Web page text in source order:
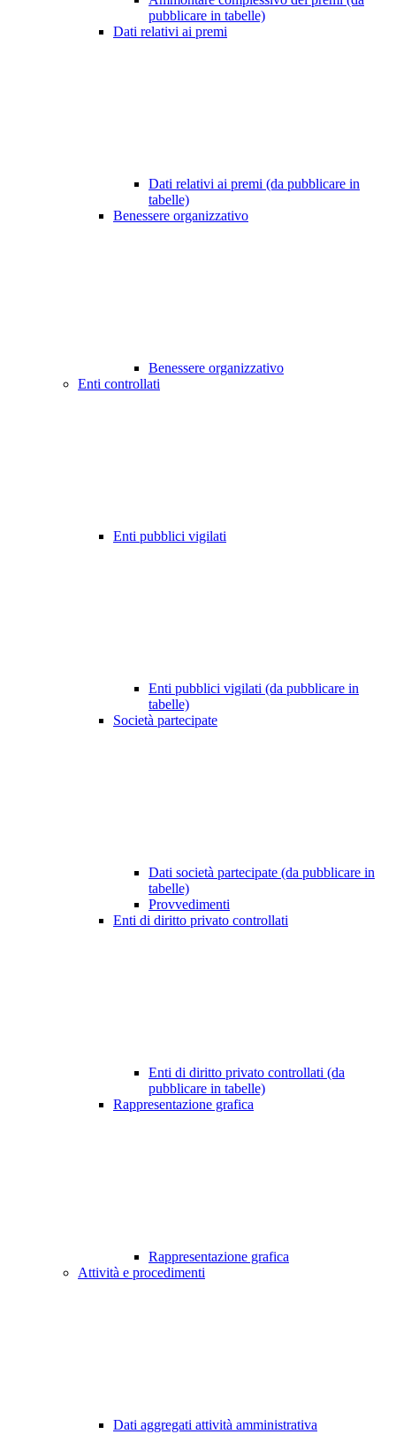
pubblicare in tabelle)
Dati relativi ai premi
Dati relativi ai premi (da pubblicare in
tabelle)
Benessere organizzativo
Benessere organizzativo
Enti controllati
Enti pubblici vigilati
Enti pubblici vigilati (da pubblicare in
tabelle)
Società partecipate
Dati società partecipate (da pubblicare in
tabelle)
Provvedimenti
Enti di diritto privato controllati
Enti di diritto privato controllati (da
pubblicare in tabelle)
Rappresentazione grafica
Rappresentazione grafica
Attività e procedimenti
Dati aggregati attività amministrativa